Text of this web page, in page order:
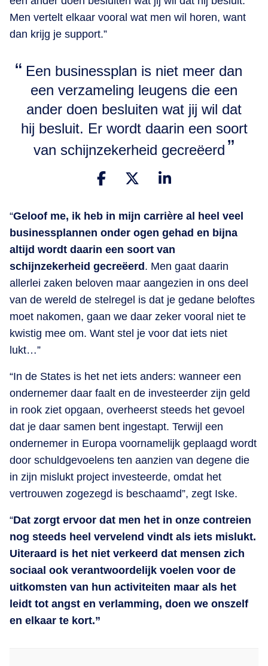
Men vertelt elkaar vooral wat men wil horen, want
dan krijg je support.”
Een businessplan is niet meer dan
een verzameling leugens die een
ander doen besluiten wat jij wil dat
hij besluit. Er wordt daarin een soort
van schijnzekerheid gecreëerd
“Geloof me, ik heb in mijn carrière al heel veel
businessplannen onder ogen gehad en bijna
altijd wordt daarin een soort van
schijnzekerheid gecreëerd. Men gaat daarin
allerlei zaken beloven maar aangezien in ons deel
van de wereld de stelregel is dat je gedane beloftes
moet nakomen, gaan we daar zeker vooral niet te
kwistig mee om. Want stel je voor dat iets niet
lukt…”
“In de States is het net iets anders: wanneer een
ondernemer daar faalt en de investeerder zijn geld
in rook ziet opgaan, overheerst steeds het gevoel
dat je daar samen bent ingestapt. Terwijl een
ondernemer in Europa voornamelijk geplaagd wordt
door schuldgevoelens ten aanzien van degene die
in zijn mislukt project investeerde, omdat het
vertrouwen zogezegd is beschaamd”, zegt Iske.
“Dat zorgt ervoor dat men het in onze contreien
nog steeds heel vervelend vindt als iets mislukt.
Uiteraard is het niet verkeerd dat mensen zich
sociaal ook verantwoordelijk voelen voor de
uitkomsten van hun activiteiten maar als het
leidt tot angst en verlamming, doen we onszelf
en elkaar te kort.”